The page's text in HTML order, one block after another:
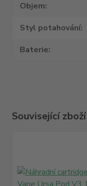
Objem
Styl potahování
Baterie
Související zboží